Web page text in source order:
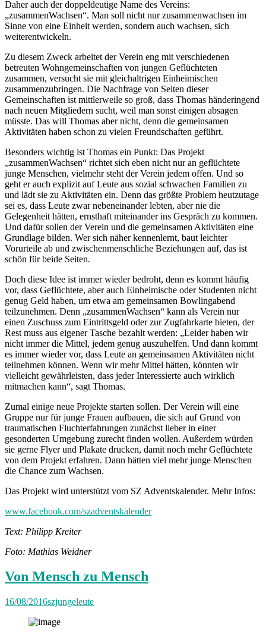
Daher auch der doppeldeutige Name des Vereins:
„zusammenWachsen“. Man soll nicht nur zusammenwachsen im
Sinne von eine Einheit werden, sondern auch wachsen, sich
weiterentwickeln.
Zu diesem Zweck arbeitet der Verein eng mit verschiedenen
betreuten Wohngemeinschaften von jungen Geflüchteten
zusammen, versucht sie mit gleichaltrigen Einheimischen
zusammenzubringen. Die Nachfrage von Seiten dieser
Gemeinschaften ist mittlerweile so groß, dass Thomas händeringend
nach neuen Mitgliedern sucht, weil man sonst einigen absagen
müsste. Das will Thomas aber nicht, denn die gemeinsamen
Aktivitäten haben schon zu vielen Freundschaften geführt.
Besonders wichtig ist Thomas ein Punkt: Das Projekt
„zusammenWachsen“ richtet sich eben nicht nur an geflüchtete
junge Menschen, vielmehr steht der Verein jedem offen. Und so
geht er auch explizit auf Leute aus sozial schwachen Familien zu
und lädt sie zu Aktivitäten ein. Denn das größte Problem heutzutage
sei es, dass Leute zwar nebeneinander lebten, aber nie die
Gelegenheit hätten, ernsthaft miteinander ins Gespräch zu kommen.
Und dafür sollen der Verein und die gemeinsamen Aktivitäten eine
Grundlage bilden. Wer sich näher kennenlernt, baut leichter
Vorurteile ab und zwischenmenschliche Beziehungen auf, das ist
schön für beide Seiten.
Doch diese Idee ist immer wieder bedroht, denn es kommt häufig
vor, dass Geflüchtete, aber auch Einheimische oder Studenten nicht
genug Geld haben, um etwa am gemeinsamen Bowlingabend
teilzunehmen. Denn „zusammenWachsen“ kann als Verein nur
einen Zuschuss zum Eintrittsgeld oder zur Zugfahrkarte bieten, der
Rest muss aus eigener Tasche bezahlt werden: „Leider haben wir
nicht immer die Mittel, jedem genug auszuhelfen. Und dann kommt
es immer wieder vor, dass Leute an gemeinsamen Aktivitäten nicht
teilnehmen können. Wenn wir mehr Mittel hätten, könnten wir
vielleicht gewährleisten, dass jeder Interessierte auch wirklich
mitmachen kann“, sagt Thomas.
Zumal einige neue Projekte starten sollen. Der Verein will eine
Gruppe nur für junge Frauen aufbauen, die sich auf Grund von
traumatischen Fluchterfahrungen zunächst lieber in einer
gesonderten Umgebung zurecht finden wollen. Außerdem würden
sie gerne Flyer und Plakate drucken, damit noch mehr Geflüchtete
von dem Projekt erfahren. Dann hätten viel mehr junge Menschen
die Chance zum Wachsen.
Das Projekt wird unterstützt vom SZ Adventskalender. Mehr Infos:
www.facebook.com/szadventskalender
Text: Philipp Kreiter
Foto: Mathias Weidner
Von Mensch zu Mensch
16/08/2016szjungeleute